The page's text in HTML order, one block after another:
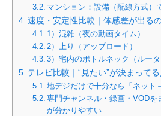
マンション：設備（配線方式）
速度・安定性比較｜体感差が出る
1）混雑（夜の動画タイム）
2）上り（アップロード）
3）宅内のボトルネック（ルータ
テレビ比較｜“見たい”が決まって
地デジだけで十分なら「ネット
専門チャンネル・録画・VODを
が分かりやすい